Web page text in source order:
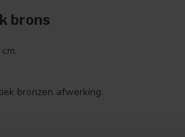
brons
bronzen afwerking.